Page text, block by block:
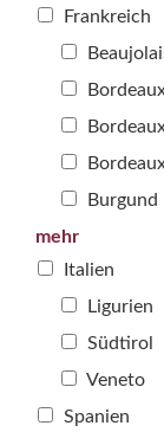
Frankreich
Burgund
mehr
Italien
Ligurien
Südtirol
Veneto
Spanien